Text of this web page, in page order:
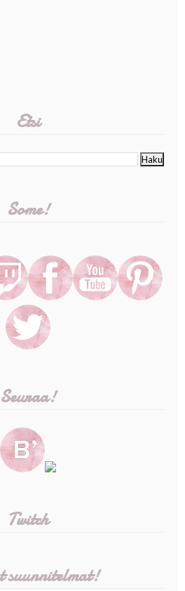
Etsi
Some!
Seuraa!
Twitch
suunnitelmat!